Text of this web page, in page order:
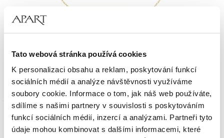
Tato webová stránka používá cookies
K personalizaci obsahu a reklam, poskytování funkcí
sociálních médií a analýze návštěvnosti využíváme
soubory cookie. Informace o tom, jak náš web používáte,
sdílíme s našimi partnery v souvislosti s poskytováním
funkcí sociálních médií, inzercí a analýzami. Partneři tyto
údaje mohou kombinovat s dalšími informacemi, které
Zlatý náramek s perlami - nekonečno, srdce
4 590 Kč